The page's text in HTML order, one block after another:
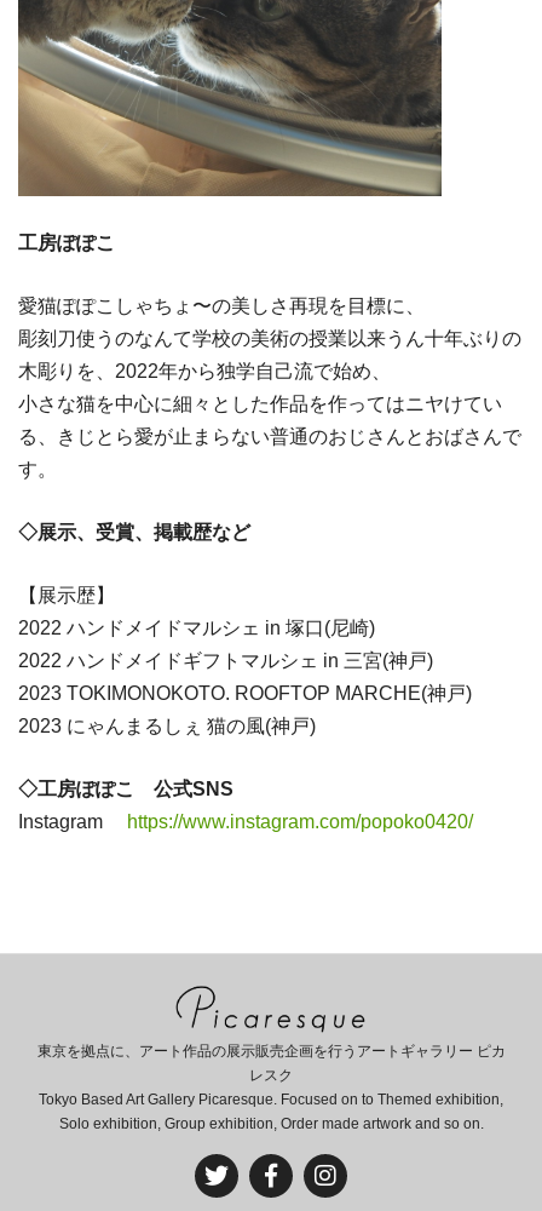
工房ぽぽこ
愛猫ぽぽこしゃちょ〜の美しさ再現を目標に、
彫刻刀使うのなんて学校の美術の授業以来うん十年ぶりの
木彫りを、2022年から独学自己流で始め、
小さな猫を中心に細々とした作品を作ってはニヤけてい
る、きじとら愛が止まらない普通のおじさんとおばさんで
す。
◇展示、受賞、掲載歴など
【展示歴】
2022 ハンドメイドマルシェ in 塚口(尼崎)
2022 ハンドメイドギフトマルシェ in 三宮(神戸)
2023 TOKIMONOKOTO. ROOFTOP MARCHE(神戸)
2023 にゃんまるしぇ 猫の風(神戸)
◇工房ぽぽこ 公式SNS
Instagram
https://www.instagram.com/popoko0420/
東京を拠点に、アート作品の展示販売企画を行うアートギャラリー ピカ
レスク
Tokyo Based Art Gallery Picaresque. Focused on to Themed exhibition,
Solo exhibition, Group exhibition, Order made artwork and so on.